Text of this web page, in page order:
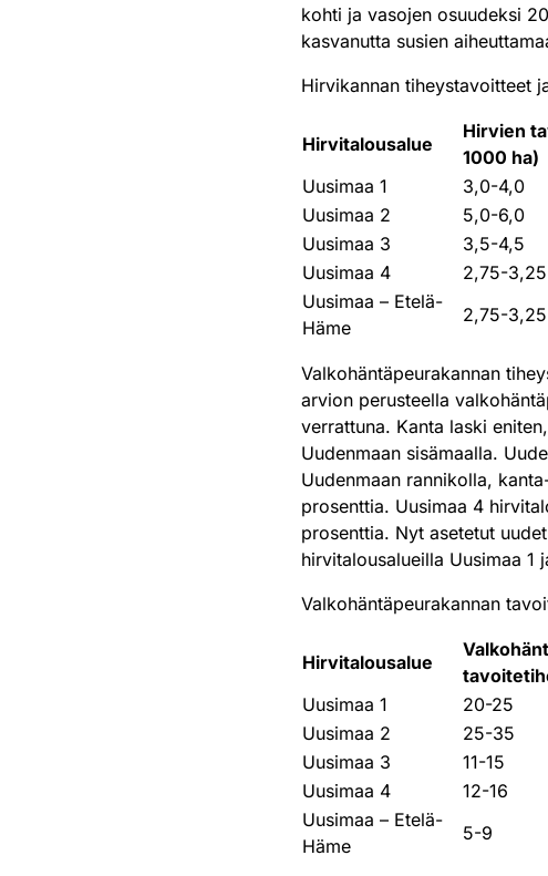
kohti ja vasojen osuudeksi
kasvanutta susien
Hirvikannan tiheystavoitteet
Hirvitalousalue
Hirvien
1000 ha)
Uusimaa 1
3,0-4,0
Uusimaa 2
5,0-6,0
Uusimaa 3
3,5-4,5
Uusimaa 4
2,75-3,25
Uusimaa – Etelä-
Häme
2,75-3,25
Valkohäntäpeurakannan
arvion perusteella
verrattuna. Kanta laski
Uudenmaan sisämaalla.
Uudenmaan rannikolla,
prosenttia. Uusimaa 4
prosenttia. Nyt asetetut
hirvitalousalueilla Uusimaa 1
Valkohäntäpeurakannan
Hirvitalousalue
Uusimaa 1
20-25
Uusimaa 2
25-35
Uusimaa 3
11-15
Uusimaa 4
12-16
Uusimaa – Etelä-
Häme
5-9